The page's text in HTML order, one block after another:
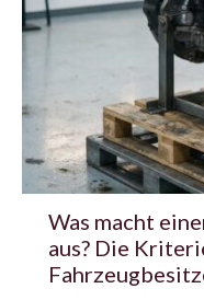
Was macht
aus? Die